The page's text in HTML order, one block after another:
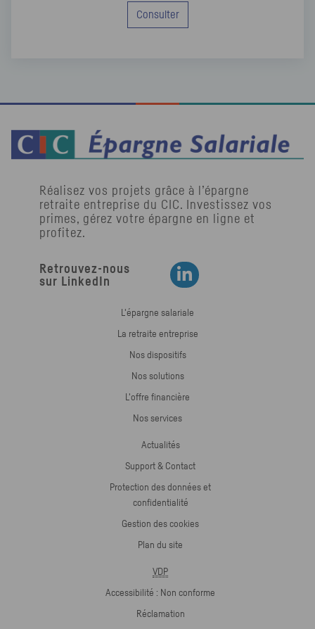
Consulter
Réalisez vos projets grâce à l’épargne
retraite entreprise du CIC. Investissez vos
primes, gérez votre épargne en ligne et
profitez.
Retrouvez-nous
sur LinkedIn
Retrouvez-nous sur LinkedIn
L'épargne salariale
La retraite entreprise
Nos dispositifs
Nos solutions
L'offre financière
Nos services
Actualités
Support & Contact
Protection des données et
confidentialité
Gestion des cookies
Plan du site
VDP
Accessibilité : Non conforme
Réclamation